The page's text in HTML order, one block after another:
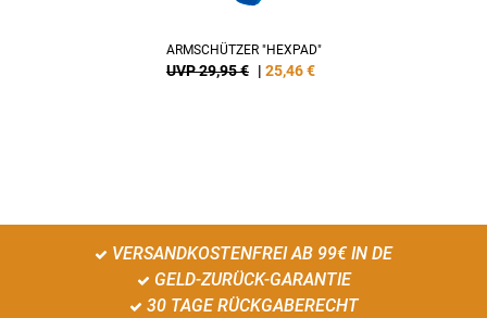
ARMSCHÜTZER "HEXPAD"
UVP 29,95 € | 25,46€
VERSANDKOSTENFREI AB 99€ IN DE
GELD-ZURÜCK-GARANTIE
30 TAGE RÜCKGABERECHT